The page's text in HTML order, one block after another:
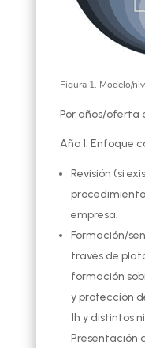
Figura 1. Modelo/
Por años/oferta
Año 1: Enfoque
Revisión (si
empresa.
Formación/
través de
formación
y protección
1h y distintos
Presentación